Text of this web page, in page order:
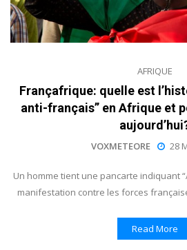
AFRIQUE
Françafrique: quelle est
anti-français” en Afrique et
VOXMETEORE 28
Un homme tient une pancarte indiquant
manifestation contre les forces
Read More